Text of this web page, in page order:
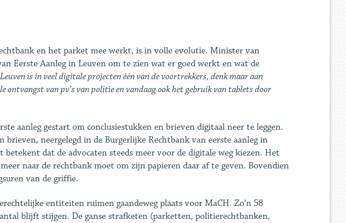
en het parket mee werkt, is in volle evolutie. Minister van
Eerste Aanleg in Leuven om te zien wat er goed werkt en wat de
is in veel digitale projecten één van de voortrekkers, denk maar aan
van pv’s van politie en vandaag ook het gebruik van tablets door
aanleg gestart om conclusiestukken en brieven digitaal neer te leggen.
neergelegd in de Burgerlijke Rechtbank van eerste aanleg in
dat de advocaten steeds meer voor de digitale weg kiezen. Het
naar de rechtbank moet om zijn papieren daar af te geven. Bovendien
van de griffie.
entiteiten ruimen gaandeweg plaats voor MaCH. Zo’n 58
blijft stijgen. De ganse strafketen (parketten, politierechtbanken,